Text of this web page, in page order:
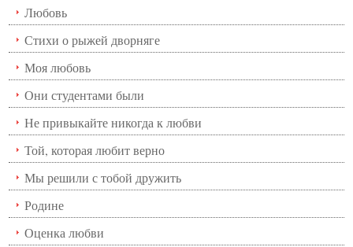
Любовь
Стихи о рыжей дворняге
Моя любовь
Они студентами были
Не привыкайте никогда к любви
Той, которая любит верно
Мы решили с тобой дружить
Родине
Оценка любви